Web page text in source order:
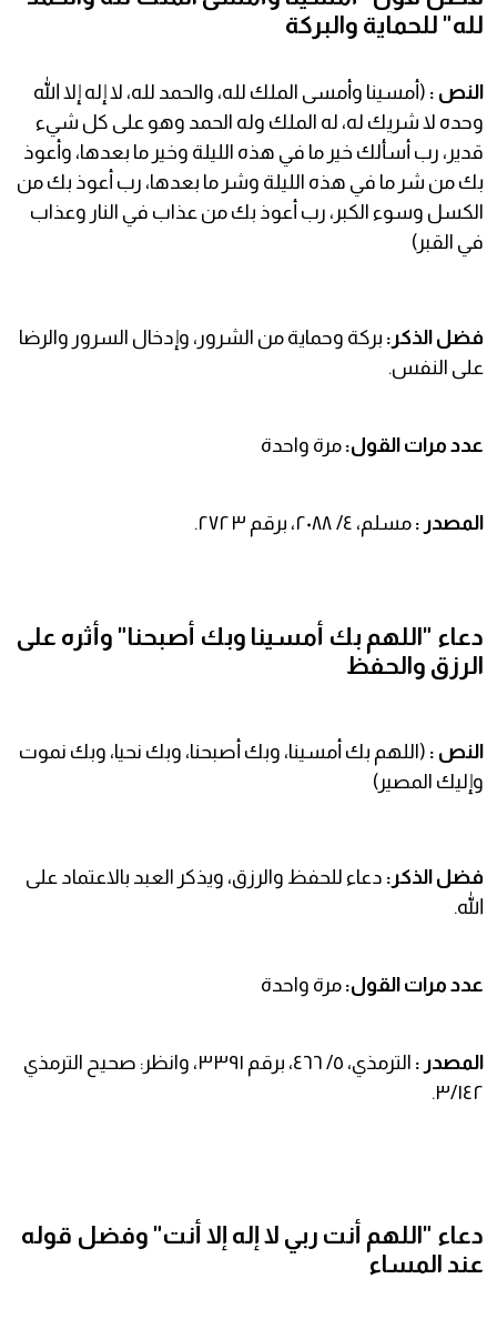
لله" للحماية والبركة
النص : (أمسينا وأمسى الملك لله، والحمد لله، لا إله إلا الله
وحده لا شريك له، له الملك وله الحمد وهو على كل شيء
قدير، رب أسألك خير ما في هذه الليلة وخير ما بعدها، وأعوذ
بك من شر ما في هذه الليلة وشر ما بعدها، رب أعوذ بك من
الكسل وسوء الكبر، رب أعوذ بك من عذاب في النار وعذاب
في القبر)
فضل الذكر: بركة وحماية من الشرور، وإدخال السرور والرضا
على النفس.
عدد مرات القول: مرة واحدة
المصدر : مسلم، ٤/ ٢٠٨٨، برقم ٢٧٢٣.
دعاء "اللهم بك أمسينا وبك أصبحنا" وأثره على
الرزق والحفظ
النص : (اللهم بك أمسينا، وبك أصبحنا، وبك نحيا، وبك نموت
وإليك المصير)
فضل الذكر: دعاء للحفظ والرزق، ويذكر العبد بالاعتماد على
الله.
عدد مرات القول: مرة واحدة
المصدر :
الترمذي، ٥/ ٤٦٦، برقم ٣٣٩١، وانظر: صحيح الترمذي
٣/١٤٢.
دعاء "اللهم أنت ربي لا إله إلا أنت" وفضل قوله
عند المساء